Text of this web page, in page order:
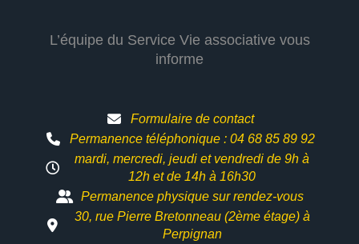
L’équipe du Service Vie associative vous
informe
Formulaire de contact
Permanence téléphonique : 04 68 85 89 92
mardi, mercredi, jeudi et vendredi de 9h à
12h etde 14h à 16h30
Permanence physique sur rendez-vous
30, rue Pierre Bretonneau (2ème étage) à
Perpignan